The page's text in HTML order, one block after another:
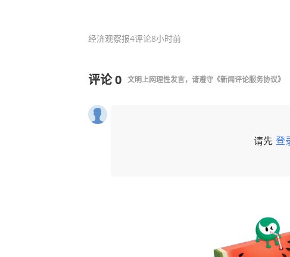
经济观察报4评论8小时前
评论0 文明上网理性发言，请遵守 《新闻评论服务协议》
请先 登